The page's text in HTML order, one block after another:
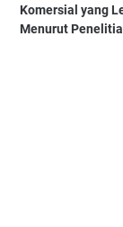
Komersial yang
Menurut